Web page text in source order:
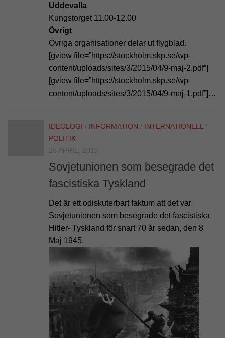
Uddevalla
Kungstorget 11.00-12.00
Övrigt
Övriga organisationer delar ut flygblad.
[gview file=”https://stockholm.skp.se/wp-
content/uploads/sites/3/2015/04/9-maj-2.pdf”]
[gview file=”https://stockholm.skp.se/wp-
content/uploads/sites/3/2015/04/9-maj-1.pdf”]…
IDEOLOGI / INFORMATION / INTERNATIONELL /
POLITIK
25 APRIL, 2015
Sovjetunionen som besegrade det
fascistiska Tyskland
Det är ett odiskuterbart faktum att det var
Sovjetunionen som besegrade det fascistiska
Hitler- Tyskland för snart 70 år sedan, den 8
Maj 1945.